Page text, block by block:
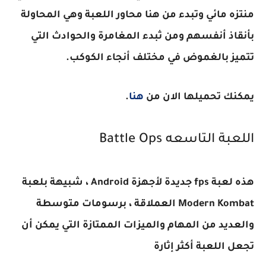
منتزه مائي وتبدء من هنا محاور اللعبة وهي المحاولة
بأنقاذ أنفسهم ومن ثبدء المغامرة والحوادث التي
تتميز بالغموض في مختلف أنجاء الكوكب.
يمكنك تحميلها الان من هنا.
اللعبة التاسعه Battle Ops
هذه لعبة fps جديدة لأجهزة Android ، شبيهة بلعبة
Modern Kombat العملاقة ، برسومات متوسطة
والعديد من المهام والميزات الممتازة التي يمكن أن
تجعل اللعبة أكثر إثارة